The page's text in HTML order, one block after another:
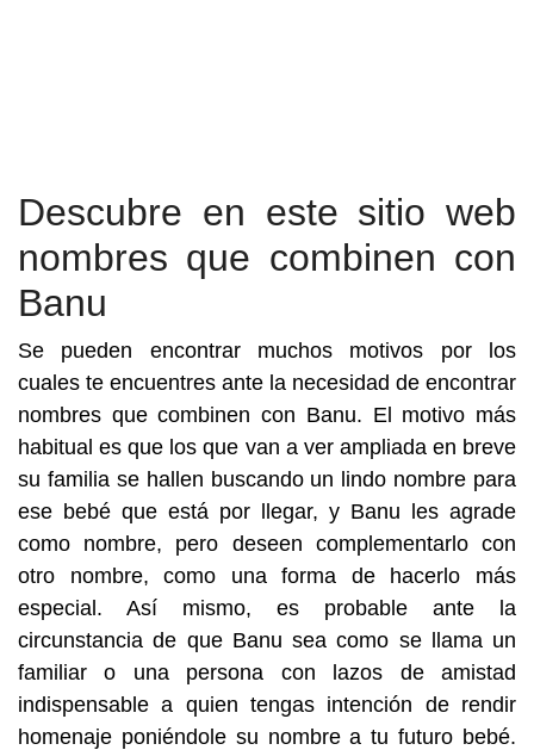
Descubre en este sitio web
nombres que combinen con
Banu
Se pueden encontrar muchos motivos por los
cuales te encuentres ante la necesidad de encontrar
nombres que combinen con Banu. El motivo más
habitual es que los que van a ver ampliada en breve
su familia se hallen buscando un lindo nombre para
ese bebé que está por llegar, y Banu les agrade
como nombre, pero deseen complementarlo con
otro nombre, como una forma de hacerlo más
especial. Así mismo, es probable ante la
circunstancia de que Banu sea como se llama un
familiar o una persona con lazos de amistad
indispensable a quien tengas intención de rendir
homenaje poniéndole su nombre a tu futuro bebé.